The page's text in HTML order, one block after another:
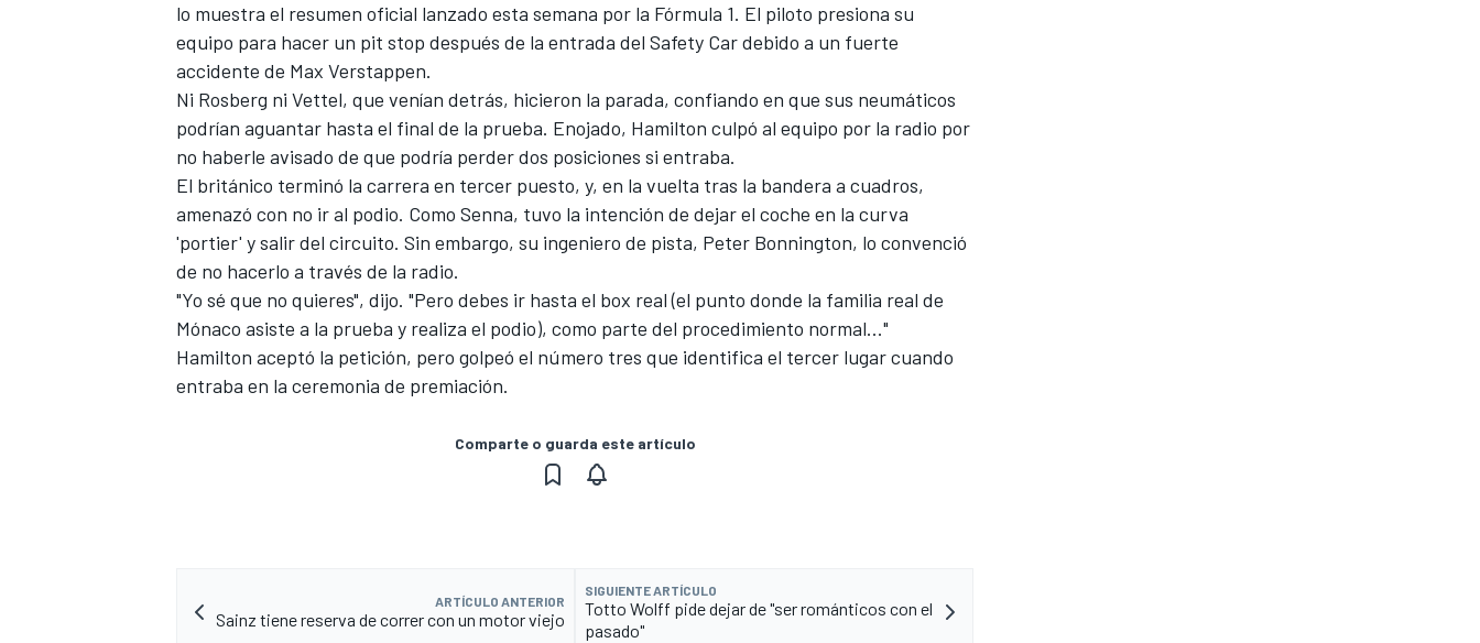
lo muestra el resumen oficial lanzado esta semana por la Fórmula 1. El piloto presiona su
equipo para hacer un pit stop después de la entrada del Safety Car debido a un fuerte
accidente de Max Verstappen.
Ni Rosberg ni Vettel, que venían detrás, hicieron la parada, confiando en que sus neumáticos
podrían aguantar hasta el final de la prueba. Enojado, Hamilton culpó al equipo por la radio por
no haberle avisado de que podría perder dos posiciones si entraba.
El británico terminó la carrera en tercer puesto, y, en la vuelta tras la bandera a cuadros,
amenazó con no ir al podio. Como Senna, tuvo la intención de dejar el coche en la curva
'portier' y salir del circuito. Sin embargo, su ingeniero de pista, Peter Bonnington, lo convenció
de no hacerlo a través de la radio.
"Yo sé que no quieres", dijo. "Pero debes ir hasta el box real (el punto donde la familia real de
Mónaco asiste a la prueba y realiza el podio), como parte del procedimiento normal..."
Hamilton aceptó la petición, pero golpeó el número tres que identifica el tercer lugar cuando
entraba en la ceremonia de premiación.
Comparte o guarda este artículo
ARTÍCULO ANTERIOR
Sainz tiene reserva de correr con un motor viejo
SIGUIENTE ARTÍCULO
Totto Wolff pide dejar de "ser románticos con el
pasado"